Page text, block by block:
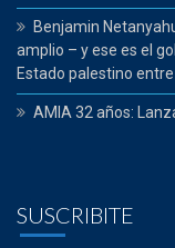
Benjamin
amplio – y ese es el
Estado palestino
AMIA 32 años:
SUSCRIBITE